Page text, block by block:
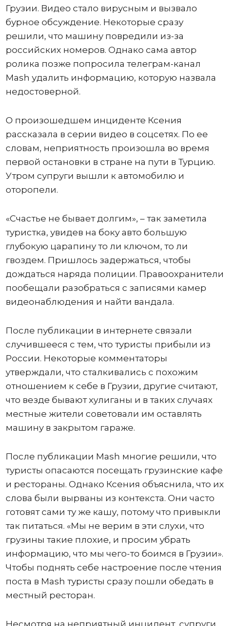
Грузии. Видео стало вирусным и вызвало
бурное обсуждение. Некоторые сразу
решили, что машину повредили из-за
российских номеров. Однако сама автор
ролика позже попросила телеграм-канал
Mash удалить информацию, которую назвала
недостоверной.
О произошедшем инциденте Ксения
рассказала в серии видео в соцсетях. По ее
словам, неприятность произошла во время
первой остановки в стране на пути в Турцию.
Утром супруги вышли к автомобилю и
оторопели.
«Счастье не бывает долгим», – так заметила
туристка, увидев на боку авто большую
глубокую царапину то ли ключом, то ли
гвоздем. Пришлось задержаться, чтобы
дождаться наряда полиции. Правоохранители
пообещали разобраться с записями камер
видеонаблюдения и найти вандала.
После публикации в интернете связали
случившееся с тем, что туристы прибыли из
России. Некоторые комментаторы
утверждали, что сталкивались с похожим
отношением к себе в Грузии, другие считают,
что везде бывают хулиганы и в таких случаях
местные жители советовали им оставлять
машину в закрытом гараже.
После публикации Mash многие решили, что
туристы опасаются посещать грузинские кафе
и рестораны. Однако Ксения объяснила, что их
слова были вырваны из контекста. Они часто
готовят сами ту же кашу, потому что привыкли
так питаться. «Мы не верим в эти слухи, что
грузины такие плохие, и просим убрать
информацию, что мы чего-то боимся в Грузии».
Чтобы поднять себе настроение после чтения
поста в Mash туристы сразу пошли обедать в
местный ресторан.
Несмотря на неприятный инцидент, супруги